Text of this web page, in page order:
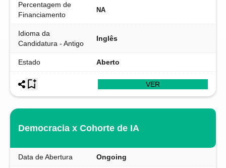
Percentagem de
Financiamento
NA
Idioma da
Candidatura - Antigo
Inglês
Estado Aberto
VER
Democracia x Cohorte de IA
Data de Abertura Ongoing